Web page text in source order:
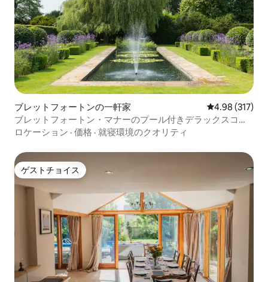
ブレットフォートンの一軒家 レビュー317
4.98 (317)
ブレットフォートン・マナーのプール付きデラックスコー
チハウス
ロケーション · 価格 · 就寝環境のクオリティ
ゲストチョイス
ゲストチョイス